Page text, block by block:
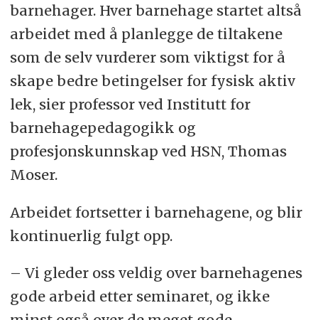
barnehager. Hver barnehage startet altså
arbeidet med å planlegge de tiltakene
som de selv vurderer som viktigst for å
skape bedre betingelser for fysisk aktiv
lek, sier professor ved Institutt for
barnehagepedagogikk og
profesjonskunnskap ved HSN, Thomas
Moser.
Arbeidet fortsetter i barnehagene, og blir
kontinuerlig fulgt opp.
– Vi gleder oss veldig over barnehagenes
gode arbeid etter seminaret, og ikke